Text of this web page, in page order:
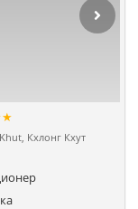
Кхлонг Кхут